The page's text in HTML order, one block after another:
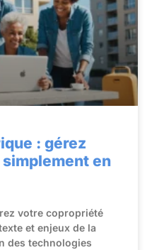
: gérez
en
votre copropriété
et enjeux de la
des technologies